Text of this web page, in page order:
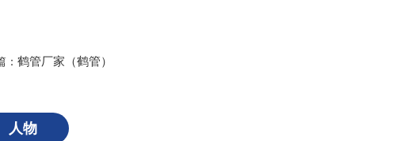
： 鹤管厂家（鹤管）
人物